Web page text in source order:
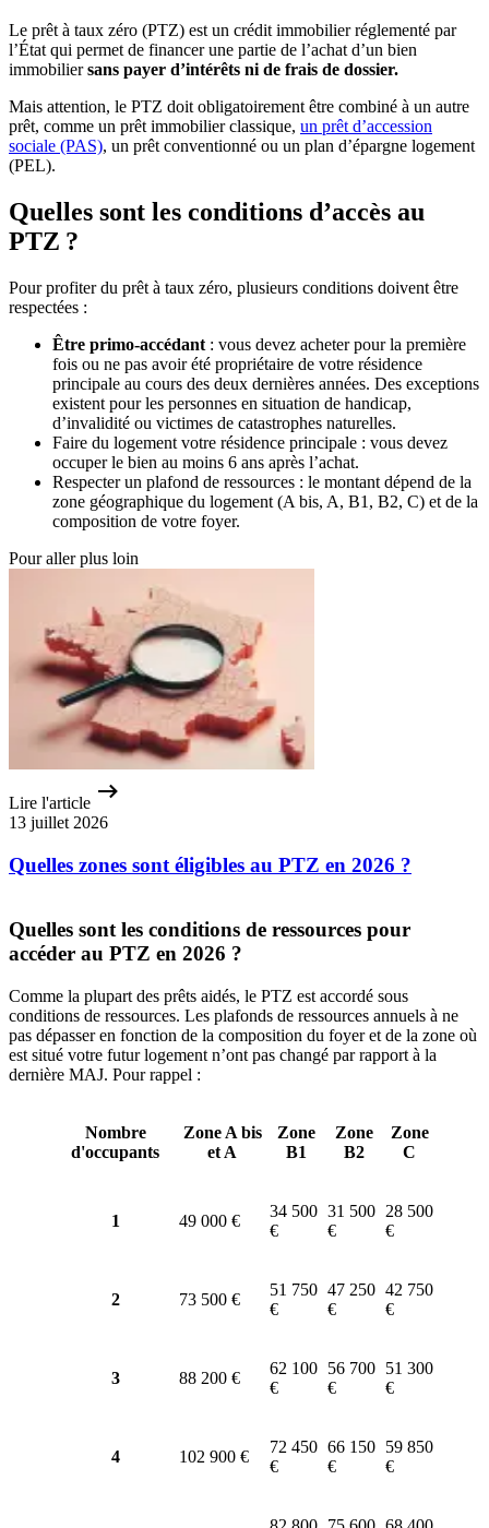
Le prêt à taux zéro (PTZ) est un crédit immobilier réglementé par
l’État qui permet de financer une partie de l’achat d’un bien
immobiliersans payer d’intérêts ni de frais de dossier.
Mais attention, le PTZ doit obligatoirement être combiné à un autre
prêt, comme un prêt immobilier classique, un prêt d’accession
sociale (PAS), un prêt conventionné ou un plan d’épargne logement
(PEL).
Quelles sont les conditions d’accès au
PTZ ?
Pour profiter du prêt à taux zéro, plusieurs conditions doivent être
respectées :
Être primo-accédant : vous devez acheter pour la première
fois ou ne pas avoir été propriétaire de votre résidence
principale au cours des deux dernières années. Des exceptions
existent pour les personnes en situation de handicap,
d’invalidité ou victimes de catastrophes naturelles.
Faire du logement votre résidence principale : vous devez
occuper le bien au moins 6 ans après l’achat.
Respecter un plafond de ressources : le montant dépend de la
zone géographique du logement (A bis, A, B1, B2, C) et de la
composition de votre foyer.
Pour aller plus loin
Lire l'article
13 juillet 2026
Quelles zones sont éligibles au PTZ en 2026 ?
Quelles sont les conditions de ressources pour
accéder au PTZ en 2026 ?
Comme la plupart des prêts aidés, le PTZ est accordé sous
conditions de ressources. Les plafonds de ressources annuels à ne
pas dépasser en fonction de la composition du foyer et de la zone où
est situé votre futur logement n’ont pas changé par rapport à la
dernière MAJ. Pour rappel :
Nombre
d'occupants
Zone A bis
et A
Zone
B1
Zone
B2
Zone
C
1 49 000 €
34 500
€
31 500
€
28 500
€
2 73 500 €
51 750
€
47 250
€
42 750
€
3 88 200 €
62 100
€
56 700
€
51 300
€
4 102 900 €
72 450
€
66 150
€
59 850
€